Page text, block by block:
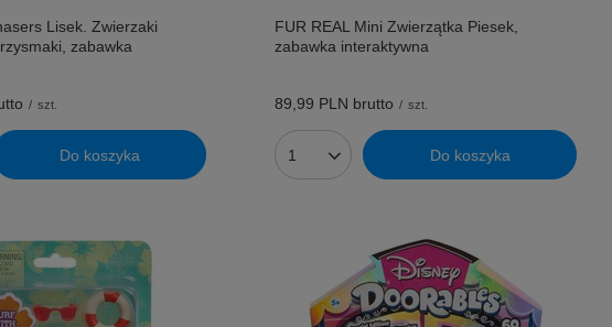
Lisek. Zwierzaki
zabawka
/ szt.
Do koszyka
FUR REAL Mini Zwierzątka Piesek,
zabawka interaktywna
89,99 PLN brutto / szt.
Do koszyka